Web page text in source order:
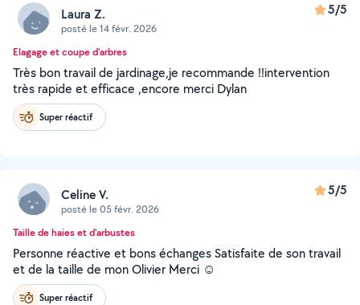
Laura Z.
posté le 14 févr. 2026
5/5
Elagage et coupe d'arbres
Très bon travail de jardinage,je recommande !!intervention
très rapide et efficace ,encore merci Dylan
Super réactif
Celine V.
posté le 05 févr. 2026
5/5
Taille de haies et d'arbustes
Personne réactive et bons échanges Satisfaite de son travail
et de la taille de mon Olivier Merci ☺️
Super réactif